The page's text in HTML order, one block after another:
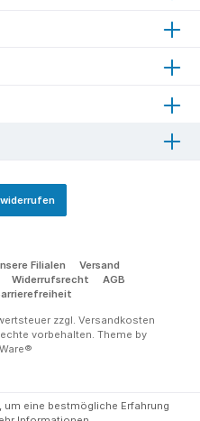
Filialen
Versand
Widerrufsrecht
AGB
zzgl. Versandkosten
vorbehalten. Theme by
um eine bestmögliche Erfahrung